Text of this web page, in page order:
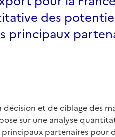
des
principaux
et de ciblage des
sur une analyse
partenaires pour